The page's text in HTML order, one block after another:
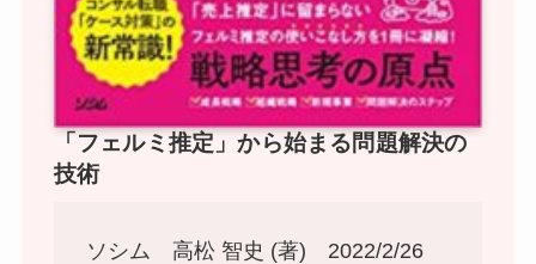
「フェルミ推定」から始まる問題解決の
技術
ソシム 高松 智史 (著) 2022/2/26